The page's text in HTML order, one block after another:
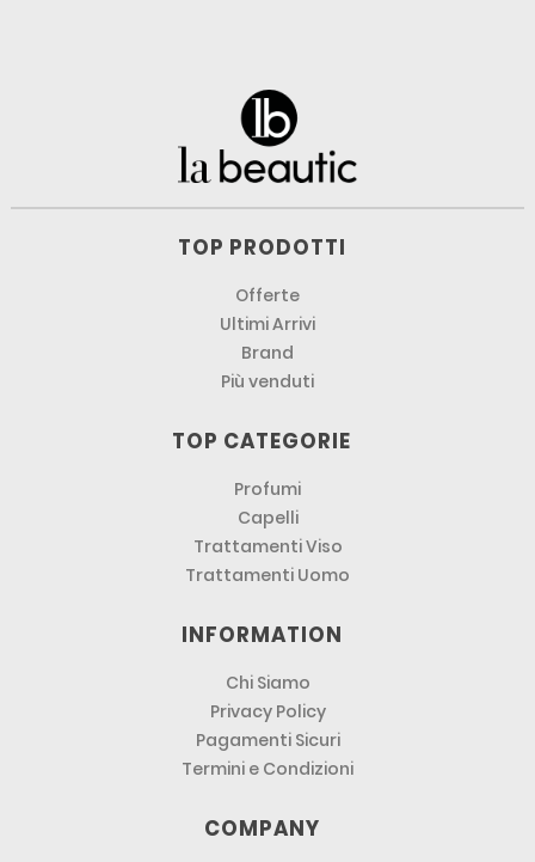
TOP PRODOTTI
Offerte
Ultimi Arrivi
Brand
Più venduti
TOP CATEGORIE
Profumi
Capelli
Trattamenti Viso
Trattamenti Uomo
INFORMATION
Chi Siamo
Privacy Policy
Pagamenti Sicuri
Termini e Condizioni
COMPANY